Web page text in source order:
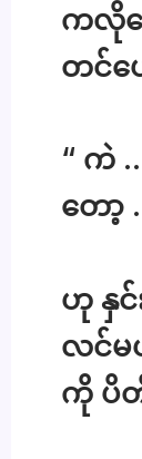
ကလိုတ
တင်ပေ
“ ကဲ
တော့
ဟု နှ
လင်မ
ကို ပိ